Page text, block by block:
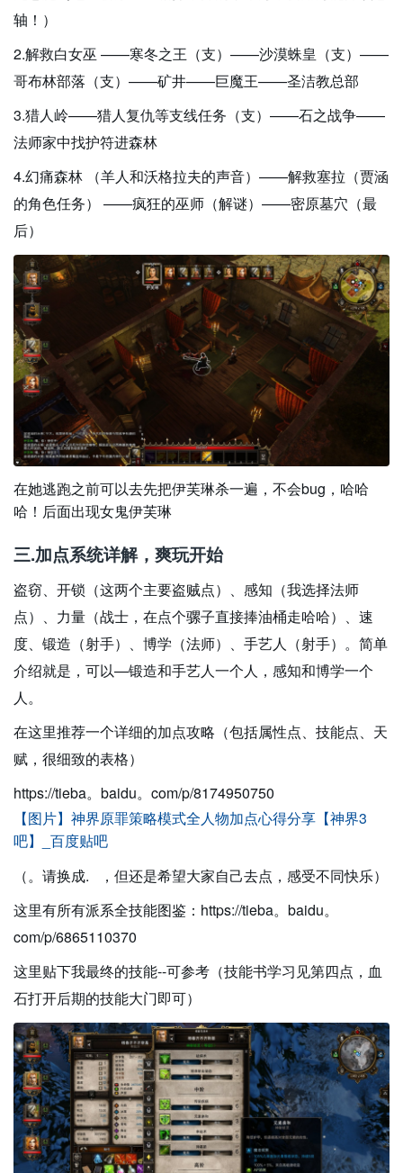
轴！）
2.解救白女巫 ——寒冬之王（支）——沙漠蛛皇（支）——
哥布林部落（支）——矿井——巨魔王——圣洁教总部
3.猎人岭——猎人复仇等支线任务（支）——石之战争——
法师家中找护符进森林
4.幻痛森林 （羊人和沃格拉夫的声音）——解救塞拉（贾涵
的角色任务） ——疯狂的巫师（解谜）——密原墓穴（最
后）
在她逃跑之前可以去先把伊芙琳杀一遍，不会bug，哈哈
哈！后面出现女鬼伊芙琳
三.加点系统详解，爽玩开始
盗窃、开锁（这两个主要盗贼点）、感知（我选择法师
点）、力量（战士，在点个骡子直接捧油桶走哈哈）、速
度、锻造（射手）、博学（法师）、手艺人（射手）。简单
介绍就是，可以—锻造和手艺人一个人，感知和博学一个
人。
在这里推荐一个详细的加点攻略（包括属性点、技能点、天
赋，很细致的表格）
https://tieba。baidu。com/p/8174950750
【图片】神界原罪策略模式全人物加点心得分享【神界3
吧】_百度贴吧
（。请换成. ，但还是希望大家自己去点，感受不同快乐）
这里有所有派系全技能图鉴：https://tieba。baidu。
com/p/6865110370
这里贴下我最终的技能--可参考（技能书学习见第四点，血
石打开后期的技能大门即可）